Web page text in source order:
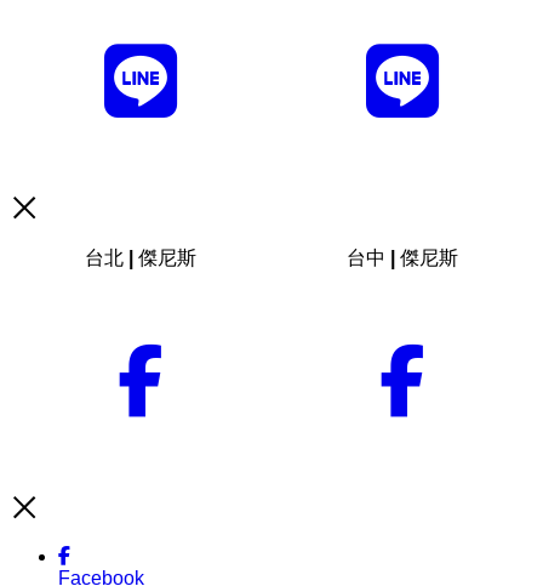
台北 | 傑尼斯 台中 | 傑尼斯
Facebook